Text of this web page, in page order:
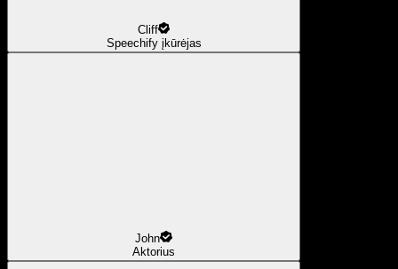
Cliff
Speechify įkūrėjas
John
Aktorius